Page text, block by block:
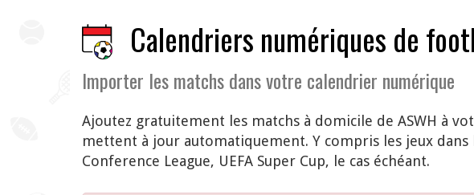
Calendriers numériques de
Importer les matchs dans votre calendrier numérique
Ajoutez gratuitement les matchs à domicile de ASWH à
mettent à jour automatiquement. Y compris les jeux dans
Conference League, UEFA Super Cup, le cas échéant.